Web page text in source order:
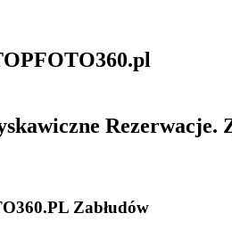
Rezerwacje.
Zabłudów